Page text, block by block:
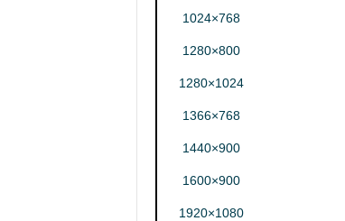
1024×768
1280×800
1280×1024
1366×768
1440×900
1600×900
1920×1080